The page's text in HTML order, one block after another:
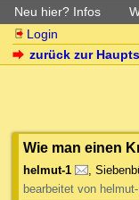
Neu hier? Infos
Login
zurück zur
Wie man einen
helmut-1 ,
bearbeitet von